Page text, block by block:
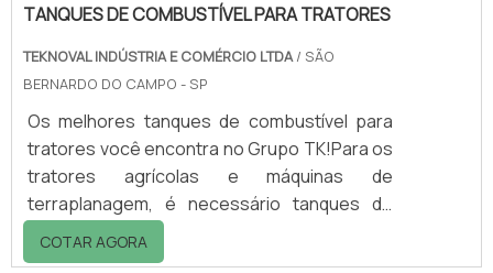
TANQUES DE COMBUSTÍVEL PARA TRATORES
TEKNOVAL INDÚSTRIA E COMÉRCIO LTDA/ SÃO
BERNARDO DO CAMPO - SP
Os melhores tanques de combustível para
tratores você encontra no Grupo TK!Para os
tratores agrícolas e máquinas de
terraplanagem, é necessário tanques de
combustível eficientes, que possuem
exclusivo sistema estrutural em todas as
COTAR AGORA